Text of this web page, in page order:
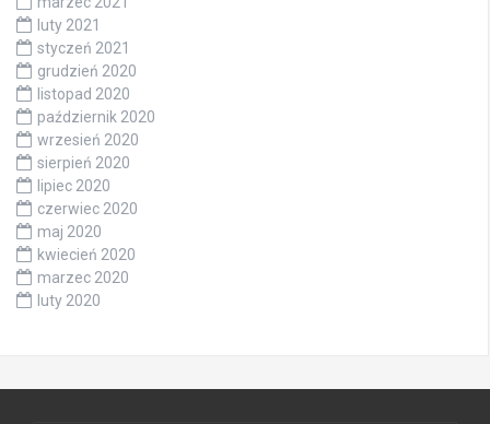
luty 2021
styczeń 2021
grudzień 2020
listopad 2020
październik 2020
wrzesień 2020
sierpień 2020
lipiec 2020
czerwiec 2020
maj 2020
kwiecień 2020
marzec 2020
luty 2020